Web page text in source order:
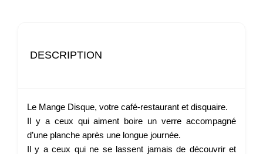
DESCRIPTION
Le Mange Disque, votre café-restaurant et disquaire.
Il y a ceux qui aiment boire un verre accompagné
d’une planche après une longue journée.
Il y a ceux qui ne se lassent jamais de découvrir et